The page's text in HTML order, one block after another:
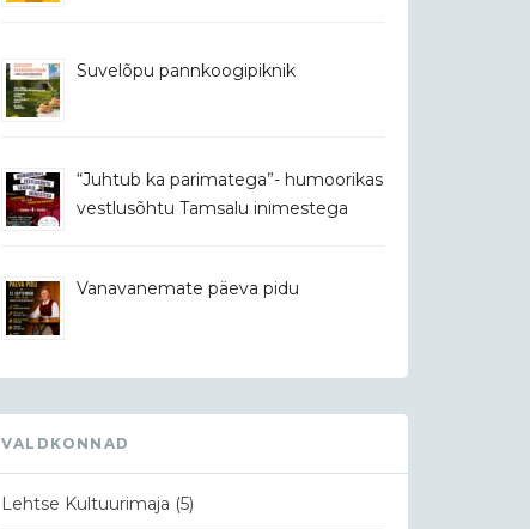
Suvelõpu pannkoogipiknik
“Juhtub ka parimatega”- humoorikas
vestlusõhtu Tamsalu inimestega
Vanavanemate päeva pidu
VALDKONNAD
Lehtse Kultuurimaja (5)